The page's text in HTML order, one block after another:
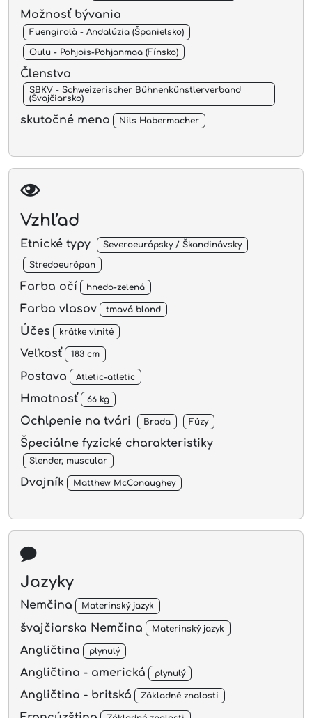
Možnosť bývania
Fuengirolà - Andalúzia (Španielsko)
Oulu - Pohjois-Pohjanmaa (Fínsko)
Členstvo
SBKV - Schweizerischer Bühnenkünstlerverband
(Švajčiarsko)
skutočné meno Nils Habermacher
Vzhľad
Etnické typy Severoeurópsky / Škandinávsky
Stredoeurópan
Farba očí hnedo-zelená
Farba vlasov tmavá blond
Účes krátke vlnité
Veľkosť 183 cm
Postava Atletic-atletic
Hmotnosť 66 kg
Ochlpenie na tvári Brada Fúzy
Špeciálne fyzické charakteristiky
Slender, muscular
Dvojník Matthew McConaughey
Jazyky
Nemčina Materinský jazyk
švajčiarska Nemčina Materinský jazyk
Angličtina plynulý
Angličtina - americká plynulý
Angličtina - britská Základné znalosti